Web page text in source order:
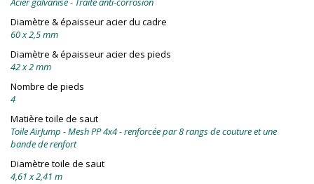
Diamètre & épaisseur acier du cadre
60 x 2,5 mm
Diamètre & épaisseur acier des pieds
42 x 2 mm
Nombre de pieds
4
Matière toile de saut
Toile AirJump - Mesh PP 4x4 - renforcée par 8 rangs de couture et une
bande de renfort
Diamètre toile de saut
4,61 x 2,41 m